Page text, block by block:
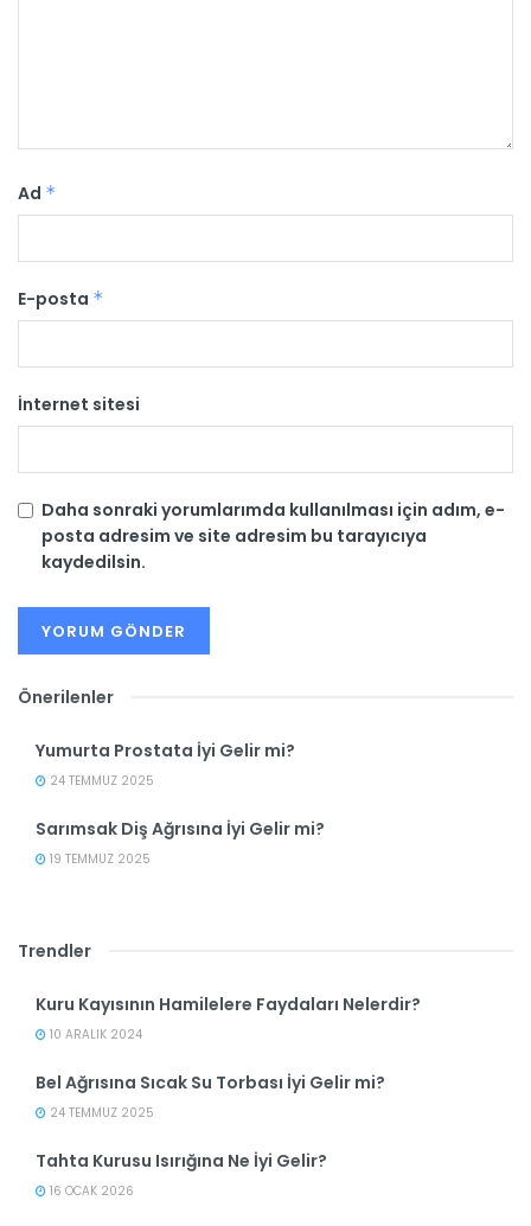
Ad *
E-posta *
İnternet sitesi
Daha sonraki yorumlarımda kullanılması için adım, e-
posta adresim ve site adresim bu tarayıcıya
kaydedilsin.
Önerilenler
Yumurta Prostata İyi Gelir mi?
24 TEMMUZ 2025
Sarımsak Diş Ağrısına İyi Gelir mi?
19 TEMMUZ 2025
Trendler
Kuru Kayısının Hamilelere Faydaları Nelerdir?
10 ARALIK 2024
Bel Ağrısına Sıcak Su Torbası İyi Gelir mi?
24 TEMMUZ 2025
Tahta Kurusu Isırığına Ne İyi Gelir?
16 OCAK 2026